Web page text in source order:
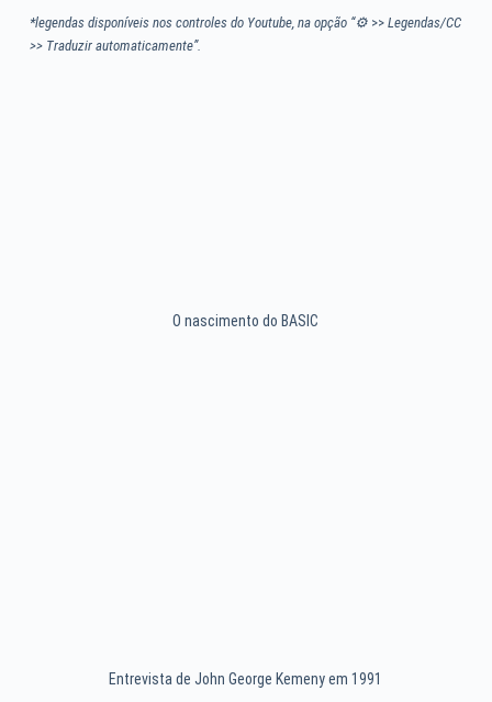
*legendas disponíveis nos controles do Youtube, na opção “⚙>> Legendas/CC
>> Traduzir automaticamente”.
O nascimento do BASIC
Entrevista de John George Kemeny em 1991